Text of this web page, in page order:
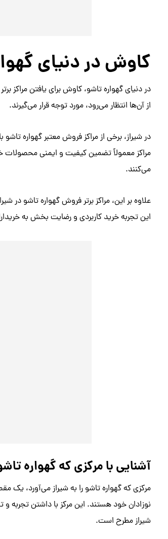
کاوش در دنیای
در دنیای گهواره تاشو، کاوش برای یافتن
از آن‌ها انتظار می‌رود، مورد توجه قرار می‌گیرند.
در شیراز، برخی از مراکز فروش معتبر گهواره
مراکز معمولاً تضمین کیفیت و ایمنی محصولات خود
می‌کنند.
علاوه بر این، مراکز برتر فروش گهواره تاشو
این تجربه خرید کاربردی و رضایت بخش به
آشنایی با مرکزی که گهواره
مرکزی که گهواره تاشو را به شیراز می‌آورد، یک
نوزادان خود هستند. این مرکز با داشتن تجربه
شیراز مطرح است.